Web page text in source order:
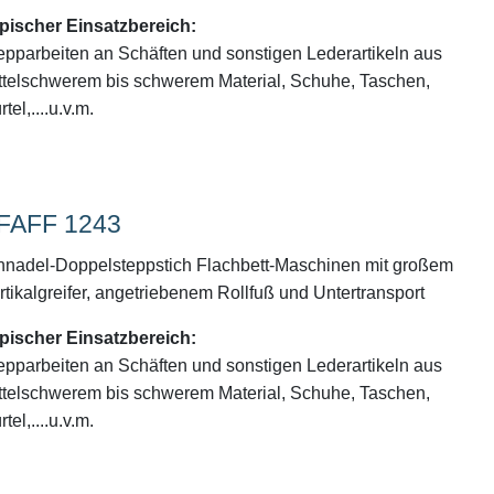
Einsatzbereich:
an Schäften und sonstigen Lederartikeln aus
bis schwerem Material, Schuhe, Taschen,
1243
Doppelsteppstich Flachbett-Maschinen mit großem
angetriebenem Rollfuß und Untertransport
Einsatzbereich:
an Schäften und sonstigen Lederartikeln aus
bis schwerem Material, Schuhe, Taschen,